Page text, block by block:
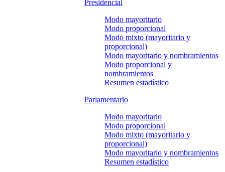
Presidencial
Modo mayoritario
Modo proporcional
Modo mixto (mayoritario y
proporcional)
Modo mayoritario y nombramientos
Modo proporcional y
nombramientos
Resumen estadístico
Parlamentario
Modo mayoritario
Modo proporcional
Modo mixto (mayoritario y
proporcional)
Modo mayoritario y nombramientos
Resumen estadístico